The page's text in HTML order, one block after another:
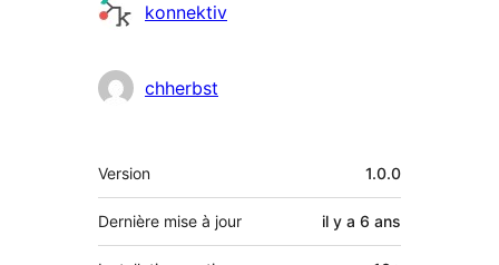
Contributeurs
konnektiv
chherbst
Méta
Version 1.0.0
Dernière mise à jour il y a 6 ans